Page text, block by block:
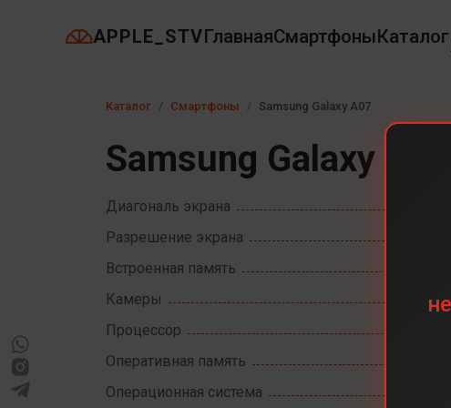
APPLE_STVГлавнаяСмартфоныКаталог
Каталог Смартфоны Samsung Galaxy A07
Samsung Galaxy A07
Диагональ экрана
Разрешение экрана
Встроенная память
Камеры
Процессор
Оперативная память
Операционная система